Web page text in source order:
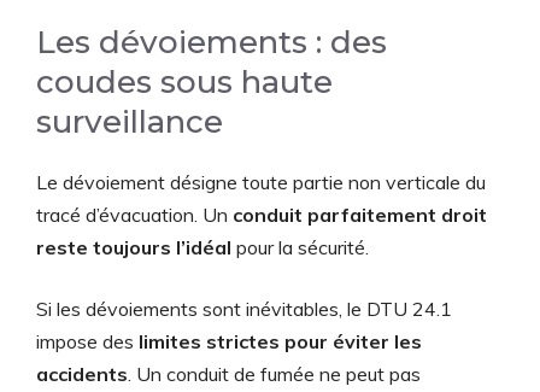
Les dévoiements : des
coudes sous haute
surveillance
Le dévoiement désigne toute partie non verticale du
tracé d’évacuation. Un conduit parfaitement droit
reste toujours l’idéal pour la sécurité.
Si les dévoiements sont inévitables, le DTU 24.1
impose des limites strictes pour éviter les
accidents . Un conduit de fumée ne peut pas